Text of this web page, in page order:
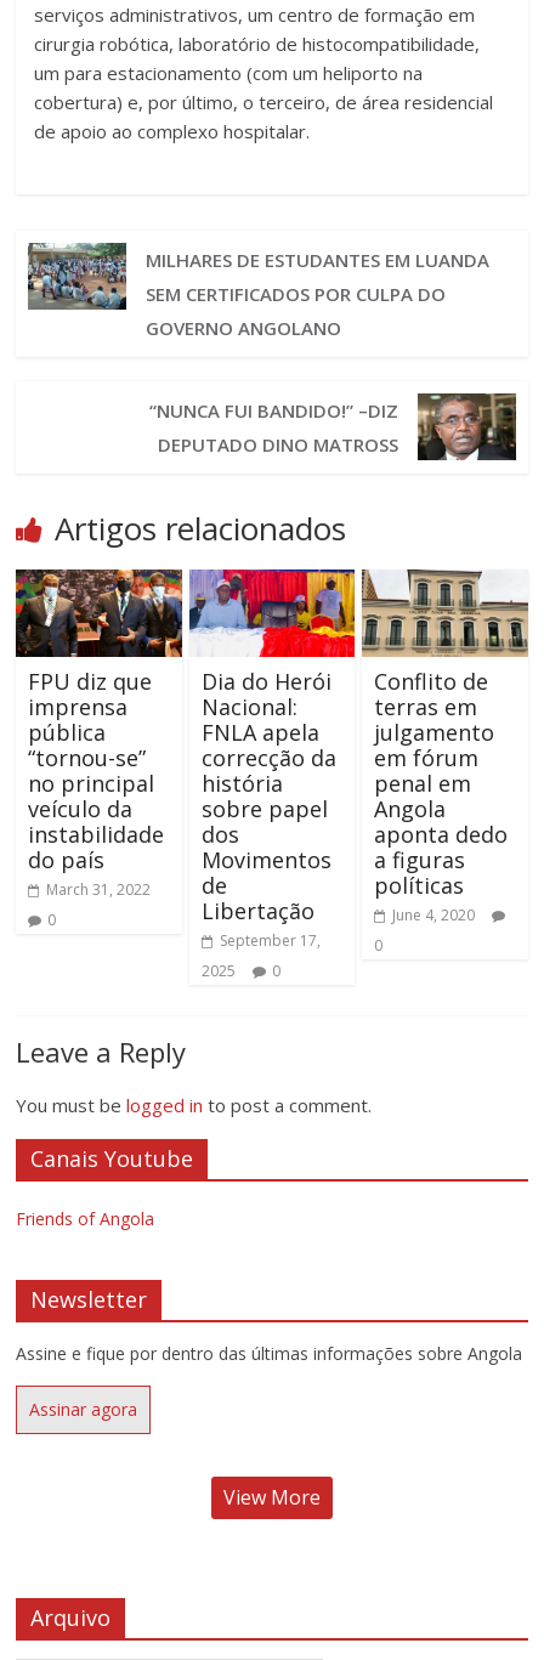
serviços administrativos, um centro de formação em
cirurgia robótica, laboratório de histocompatibilidade,
um para estacionamento (com um heliporto na
cobertura) e, por último, o terceiro, de área residencial
de apoio ao complexo hospitalar.
MILHARES DE ESTUDANTES EM LUANDA
SEM CERTIFICADOS POR CULPA DO
GOVERNO ANGOLANO
“NUNCA FUI BANDIDO!” –DIZ
DEPUTADO DINO MATROSS
Artigos relacionados
FPU diz que
imprensa
pública
“tornou-se”
no principal
veículo da
instabilidade
do país
March 31, 2022
0
Dia do Herói
Nacional:
FNLA apela
correcção da
história
sobre papel
dos
Movimentos
de
Libertação
September 17,
2025
0
Conflito de
terras em
julgamento
em fórum
penal em
Angola
aponta dedo
a figuras
políticas
June 4, 2020
0
Leave a Reply
You must belogged in to post a comment.
Canais Youtube
Friends of Angola
Newsletter
Assine e fique por dentro das últimas informações sobre Angola
Assinar agora
View More
Arquivo